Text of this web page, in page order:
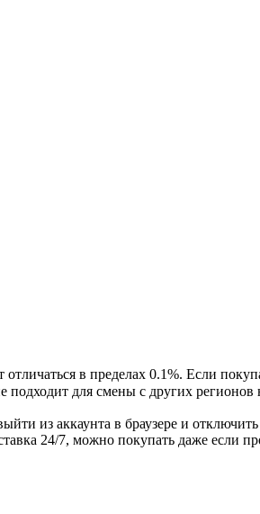
в пределах 0.1%. Если
для смены с других регионов
из аккаунта в браузере и
24/7, можно покупать даже если